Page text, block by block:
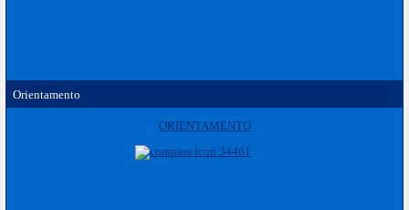
Orientamento
ORIENTAMENTO